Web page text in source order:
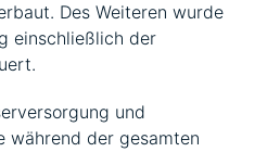
Des Weiteren wurde
einschließlich der
und
während der gesamten